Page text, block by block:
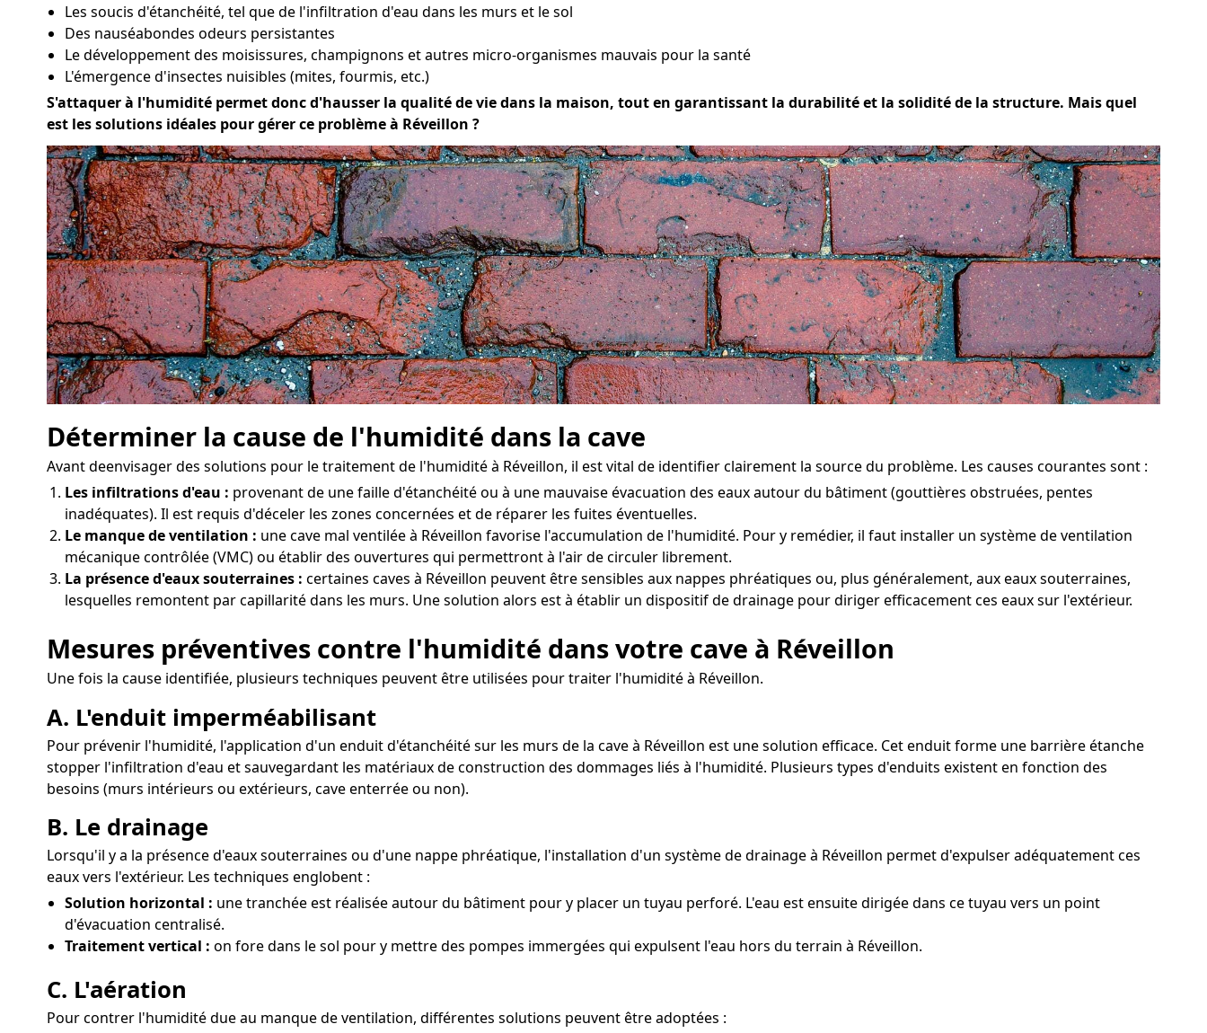
Les soucis d'étanchéité, tel que de l'infiltration d'eau dans les murs et le sol
Des nauséabondes odeurs persistantes
Le développement des moisissures, champignons et autres micro-organismes mauvais pour la santé
L'émergence d'insectes nuisibles (mites, fourmis, etc.)
S'attaquer à l'humidité permet donc d'hausser la qualité de vie dans la maison, tout en garantissant la durabilité et la solidité de la structure. Mais quel
est les solutions idéales pour gérer ce problème à Réveillon ?
Déterminer la cause de l'humidité dans la cave
Avant deenvisager des solutions pour le traitement de l'humidité à Réveillon, il est vital de identifier clairement la source du problème. Les causes courantes sont :
Les infiltrations d'eau : provenant de une faille d'étanchéité ou à une mauvaise évacuation des eaux autour du bâtiment (gouttières obstruées, pentes
inadéquates). Il est requis d'déceler les zones concernées et de réparer les fuites éventuelles.
Le manque de ventilation : une cave mal ventilée à Réveillon favorise l'accumulation de l'humidité. Pour y remédier, il faut installer un système de ventilation
mécanique contrôlée (VMC) ou établir des ouvertures qui permettront à l'air de circuler librement.
La présence d'eaux souterraines : certaines caves à Réveillon peuvent être sensibles aux nappes phréatiques ou, plus généralement, aux eaux souterraines,
lesquelles remontent par capillarité dans les murs. Une solution alors est à établir un dispositif de drainage pour diriger efficacement ces eaux sur l'extérieur.
Mesures préventives contre l'humidité dans votre cave à Réveillon
Une fois la cause identifiée, plusieurs techniques peuvent être utilisées pour traiter l'humidité à Réveillon.
A. L'enduit imperméabilisant
Pour prévenir l'humidité, l'application d'un enduit d'étanchéité sur les murs de la cave à Réveillon est une solution efficace. Cet enduit forme une barrière étanche
stopper l'infiltration d'eau et sauvegardant les matériaux de construction des dommages liés à l'humidité. Plusieurs types d'enduits existent en fonction des
besoins (murs intérieurs ou extérieurs, cave enterrée ou non).
B. Le drainage
Lorsqu'il y a la présence d'eaux souterraines ou d'une nappe phréatique, l'installation d'un système de drainage à Réveillon permet d'expulser adéquatement ces
eaux vers l'extérieur. Les techniques englobent :
Solution horizontal : une tranchée est réalisée autour du bâtiment pour y placer un tuyau perforé. L'eau est ensuite dirigée dans ce tuyau vers un point
d'évacuation centralisé.
Traitement vertical : on fore dans le sol pour y mettre des pompes immergées qui expulsent l'eau hors du terrain à Réveillon.
C. L'aération
Pour contrer l'humidité due au manque de ventilation, différentes solutions peuvent être adoptées :